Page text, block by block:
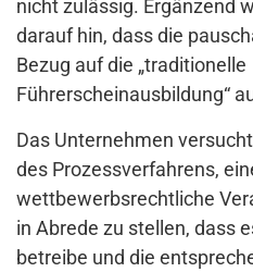
nicht zulässig. Ergänzend
darauf hin, dass die
Bezug auf die „traditionelle
Führerscheinausbildung“
Das Unternehmen
des Prozessverfahrens,
wettbewerbsrechtliche
in Abrede zu stellen, dass
betreibe und die